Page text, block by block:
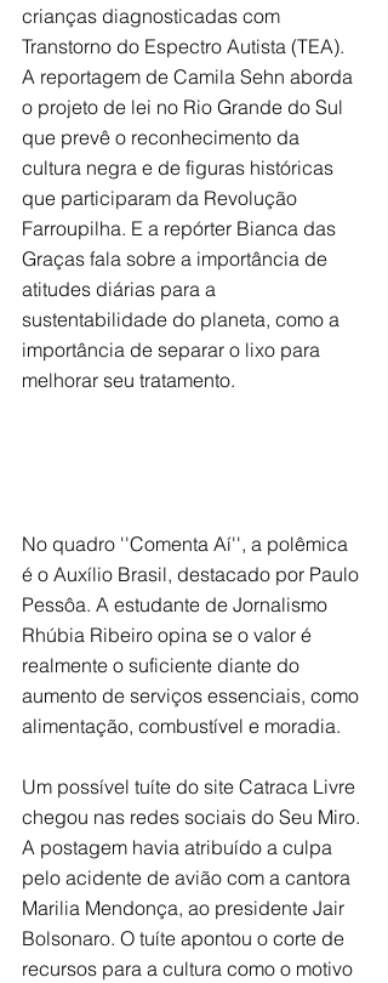
crianças diagnosticadas com
Transtorno do Espectro Autista (TEA).
A reportagem de Camila Sehn aborda
o projeto de lei no Rio Grande do Sul
que prevê o reconhecimento da
cultura negra e de figuras históricas
que participaram da Revolução
Farroupilha. E a repórter Bianca das
Graças fala sobre a importância de
atitudes diárias para a
sustentabilidade do planeta, como a
importância de separar o lixo para
melhorar seu tratamento.
No quadro ''Comenta Aí'', a polêmica
é o Auxílio Brasil, destacado por Paulo
Pessôa. A estudante de Jornalismo
Rhúbia Ribeiro opina se o valor é
realmente o suficiente diante do
aumento de serviços essenciais, como
alimentação, combustível e moradia.
Um possível tuíte do site Catraca Livre
chegou nas redes sociais do Seu Miro.
A postagem havia atribuído a culpa
pelo acidente de avião com a cantora
Marilia Mendonça, ao presidente Jair
Bolsonaro. O tuíte apontou o corte de
recursos para a cultura como o motivo